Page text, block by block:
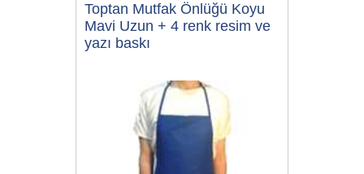
Toptan Mutfak Önlüğü Koyu
Mavi Uzun + 4 renk resim ve
yazı baskı